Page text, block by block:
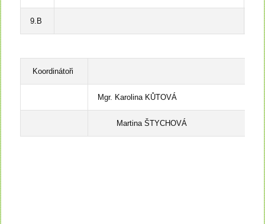
9.B
Koordinátoři
Mgr. Karolina KŮTOVÁ
Martina ŠTYCHOVÁ